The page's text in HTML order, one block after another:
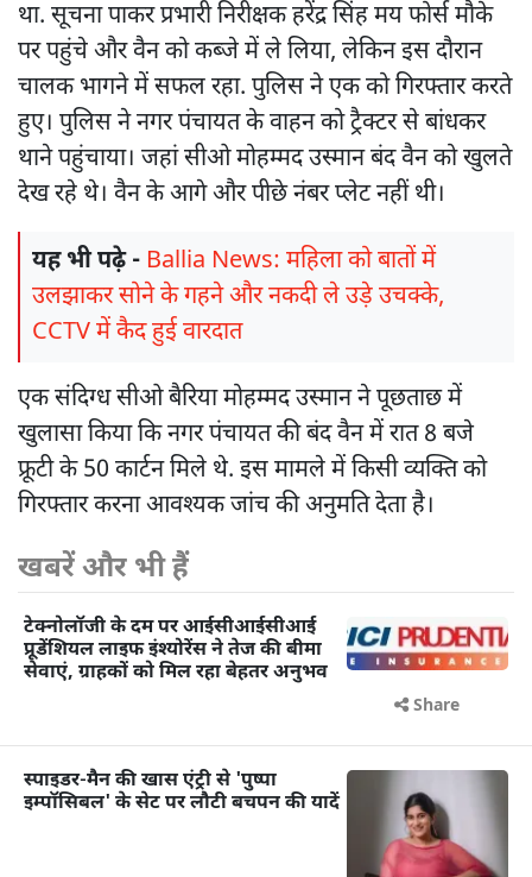
था. सूचना पाकर प्रभारी निरीक्षक हरेंद्र सिंह मय फोर्स मौके
पर पहुंचे और वैन को कब्जे में ले लिया, लेकिन इस दौरान
चालक भागने में सफल रहा. पुलिस ने एक को गिरफ्तार करते
हुए। पुलिस ने नगर पंचायत के वाहन को ट्रैक्टर से बांधकर
थाने पहुंचाया। जहां सीओ मोहम्मद उस्मान बंद वैन को खुलते
देख रहे थे। वैन के आगे और पीछे नंबर प्लेट नहीं थी।
यह भी पढ़े - Ballia News: महिला को बातों में
उलझाकर सोने के गहने और नकदी ले उड़े उचक्के,
CCTV में कैद हुई वारदात
एक संदिग्ध सीओ बैरिया मोहम्मद उस्मान ने पूछताछ में
खुलासा किया कि नगर पंचायत की बंद वैन में रात 8 बजे
फ्रूटी के 50 कार्टन मिले थे. इस मामले में किसी व्यक्ति को
गिरफ्तार करना आवश्यक जांच की अनुमति देता है।
खबरें और भी हैं
टेक्नोलॉजी के दम पर आईसीआईसीआई
प्रूडेंशियल लाइफ इंश्योरेंस ने तेज की बीमा
सेवाएं, ग्राहकों को मिल रहा बेहतर अनुभव
Share
स्पाइडर-मैन की खास एंट्री से 'पुष्पा
इम्पॉसिबल' के सेट पर लौटी बचपन की यादें